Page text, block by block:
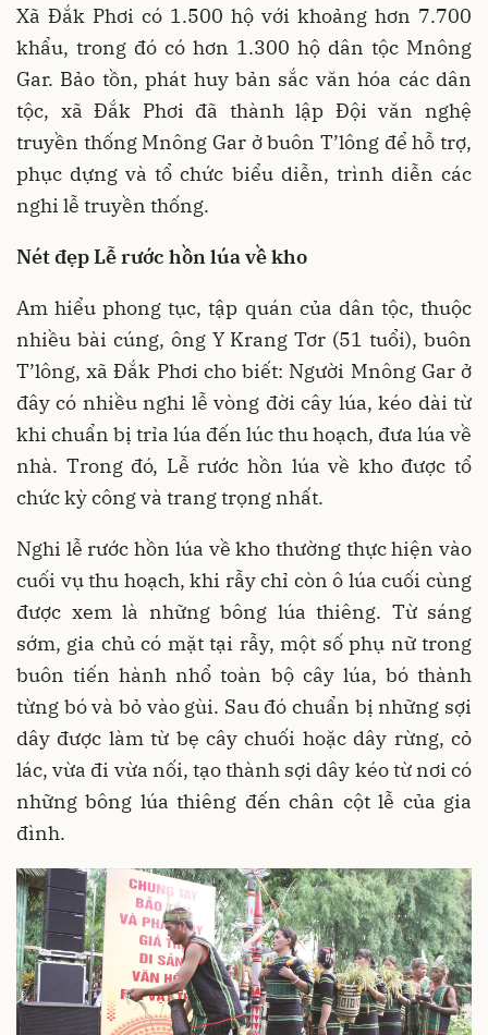
Xã Đắk Phơi có 1.500 hộ với khoảng hơn 7.700
khẩu, trong đó có hơn 1.300 hộ dân tộc Mnông
Gar. Bảo tồn, phát huy bản sắc văn hóa các dân
tộc, xã Đắk Phơi đã thành lập Đội văn nghệ
truyền thống Mnông Gar ở buôn T’lông để hỗ trợ,
phục dựng và tổ chức biểu diễn, trình diễn các
nghi lễ truyền thống.
Nét đẹp Lễ rước hồn lúa về kho
Am hiểu phong tục, tập quán của dân tộc, thuộc
nhiều bài cúng, ông Y Krang Tơr (51 tuổi), buôn
T’lông, xã Đắk Phơi cho biết: Người Mnông Gar ở
đây có nhiều nghi lễ vòng đời cây lúa, kéo dài từ
khi chuẩn bị trỉa lúa đến lúc thu hoạch, đưa lúa về
nhà. Trong đó, Lễ rước hồn lúa về kho được tổ
chức kỳ công và trang trọng nhất.
Nghi lễ rước hồn lúa về kho thường thực hiện vào
cuối vụ thu hoạch, khi rẫy chỉ còn ô lúa cuối cùng
được xem là những bông lúa thiêng. Từ sáng
sớm, gia chủ có mặt tại rẫy, một số phụ nữ trong
buôn tiến hành nhổ toàn bộ cây lúa, bó thành
từng bó và bỏ vào gùi. Sau đó chuẩn bị những sợi
dây được làm từ bẹ cây chuối hoặc dây rừng, cỏ
lác, vừa đi vừa nối, tạo thành sợi dây kéo từ nơi có
những bông lúa thiêng đến chân cột lễ của gia
đình.